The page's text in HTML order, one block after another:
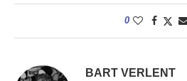
0
BART VERLENT